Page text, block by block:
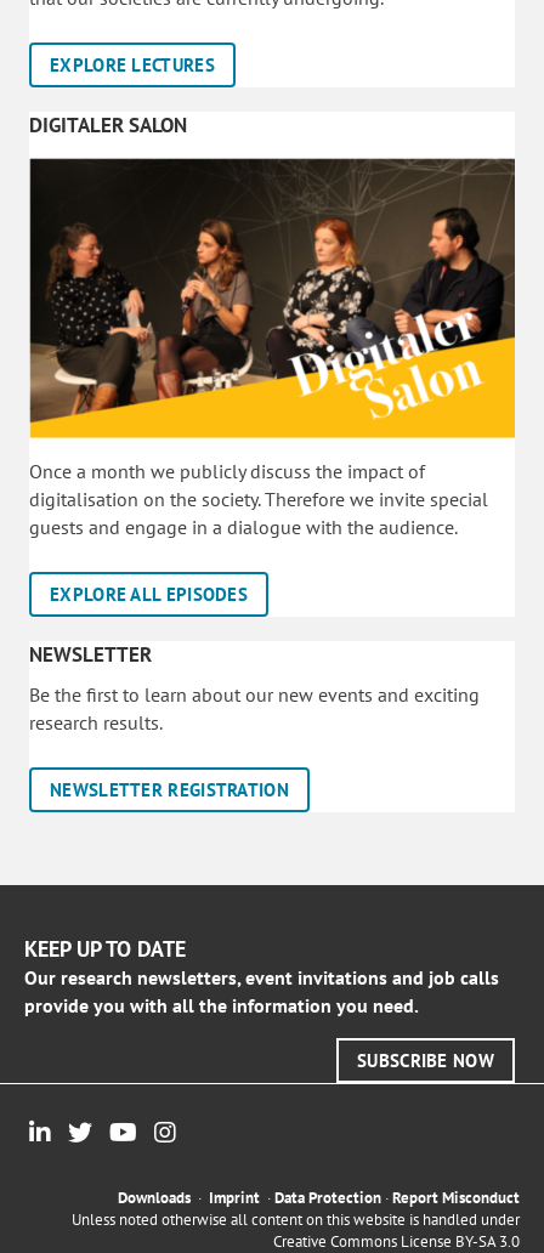
EXPLORE LECTURES
DIGITALER SALON
Once a month we publicly discuss the impact of
digitalisation on the society. Therefore we invite special
guests and engage in a dialogue with the audience.
EXPLORE ALL EPISODES
NEWSLETTER
Be the first to learn about our new events and exciting
research results.
NEWSLETTER REGISTRATION
KEEP UP TO DATE
Our research newsletters, event invitations and job calls
provide you with all the information you need.
SUBSCRIBE NOW
Downloads · Imprint ·Data Protection ·Report Misconduct
Unless noted otherwise all content on this website is handled under
Creative Commons License BY-SA 3.0